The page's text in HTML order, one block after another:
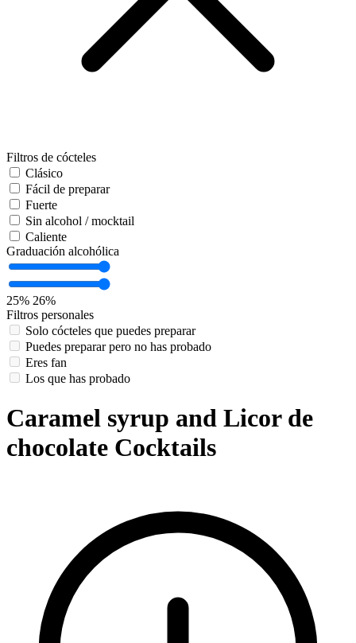
Filtros de cócteles
Clásico
Fácil de preparar
Fuerte
Sin alcohol / mocktail
Caliente
Graduación alcohólica
25% 26%
Filtros personales
Solo cócteles que puedes preparar
Puedes preparar pero no has probado
Eres fan
Los que has probado
Caramel syrup and Licor de
chocolate Cocktails